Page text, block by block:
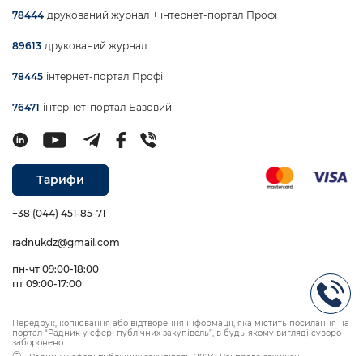
78444 друкований журнал + інтернет-портал Профі
89613 друкований журнал
78445 інтернет-портал Профі
76471 інтернет-портал Базовий
Тарифи
+38 (044) 451-85-71
radnukdz@gmail.com
пн-чт 09:00-18:00
пт 09:00-17:00
Передрук, копіювання або відтворення інформації, яка містить посилання на
портал “Радник у сфері публічних закупівель”, в будь-якому вигляді суворо
заборонено.